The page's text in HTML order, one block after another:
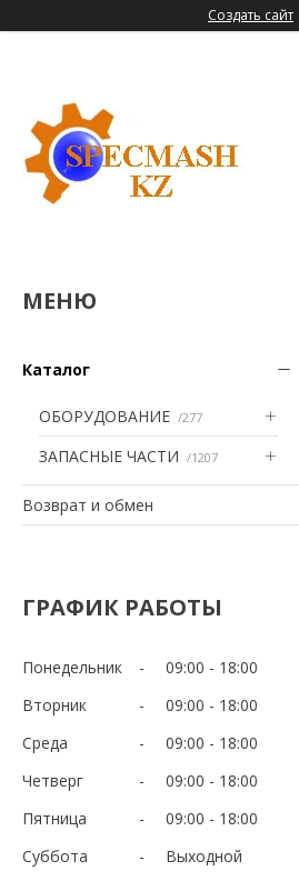
Создать сайт
Каталог
ОБОРУДОВАНИЕ 277
ЗАПАСНЫЕ ЧАСТИ 1207
Возврат и обмен
ГРАФИК РАБОТЫ
Понедельник 09:00
18:00
Вторник
09:00
18:00
Среда
09:00
18:00
Четверг
09:00
18:00
Пятница
09:00
18:00
Суббота
Выходной